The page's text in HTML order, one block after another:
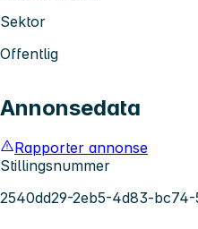
Sektor
Offentlig
Annonsedata
Rapporter annonse
Stillingsnummer
2540dd29-2eb5-4d83-